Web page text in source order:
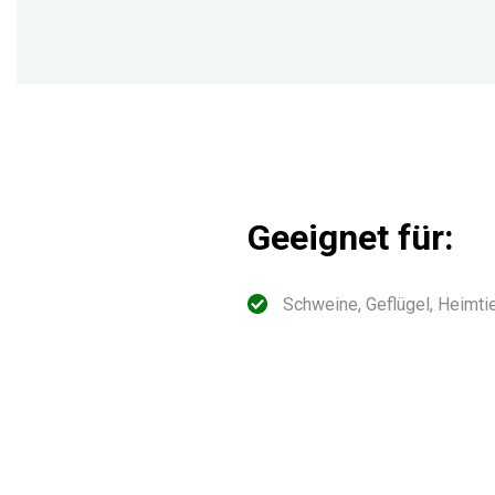
Geeignet für:
Schweine, Geflügel,